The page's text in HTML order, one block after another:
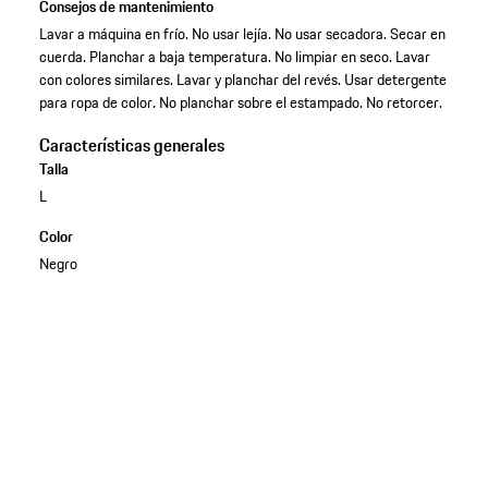
Consejos de mantenimiento
Lavar a máquina en frío. No usar lejía. No usar secadora. Secar en
cuerda. Planchar a baja temperatura. No limpiar en seco. Lavar
con colores similares. Lavar y planchar del revés. Usar detergente
para ropa de color. No planchar sobre el estampado. No retorcer.
Características generales
Talla
L
Color
Negro